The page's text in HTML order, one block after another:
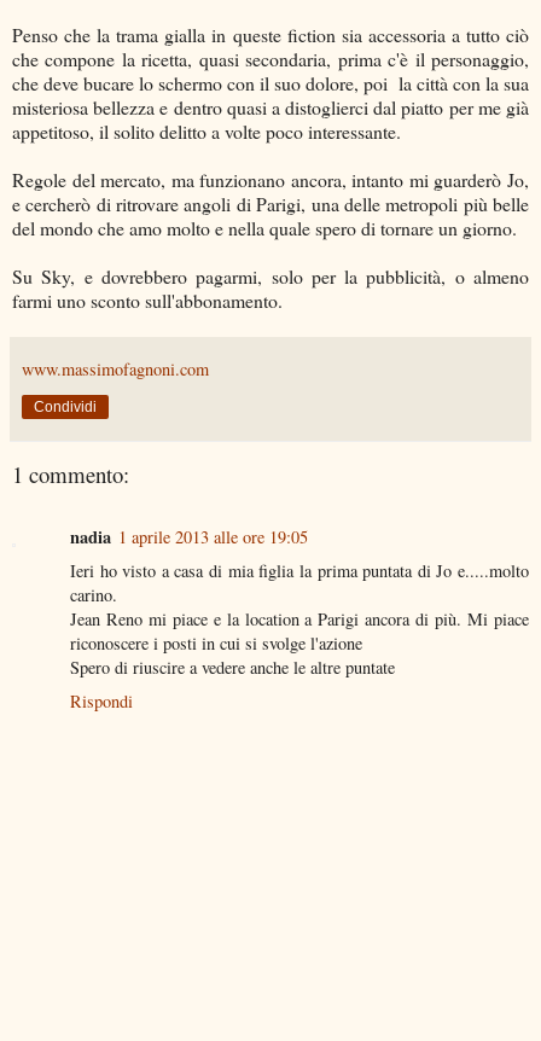
Penso che la trama gialla in queste fiction sia accessoria a tutto ciò
che compone la ricetta, quasi secondaria, prima c'è il personaggio,
che deve bucare lo schermo con il suo dolore, poi la città con la sua
misteriosa bellezza e dentro quasi a distoglierci dal piatto per me già
appetitoso, il solito delitto a volte poco interessante.
Regole del mercato, ma funzionano ancora, intanto mi guarderò Jo,
e cercherò di ritrovare angoli di Parigi, una delle metropoli più belle
del mondo che amo molto e nella quale spero di tornare un giorno.
Su Sky, e dovrebbero pagarmi, solo per la pubblicità, o almeno
farmi uno sconto sull'abbonamento.
www.massimofagnoni.com
Condividi
1 commento:
nadia 1 aprile 2013 alle ore 19:05
Ieri ho visto a casa di mia figlia la prima puntata di Jo e.....molto
carino.
Jean Reno mi piace e la location a Parigi ancora di più. Mi piace
riconoscere i posti in cui si svolge l'azione
Spero di riuscire a vedere anche le altre puntate
Rispondi